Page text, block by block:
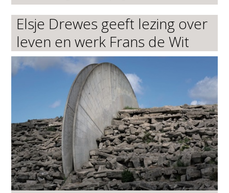
Elsje Drewes geeft lezing over
leven en werk Frans de Wit